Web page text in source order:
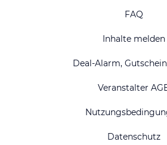
FAQ
Inhalte melden
Deal-Alarm,
Veranstalter
Datenschutz